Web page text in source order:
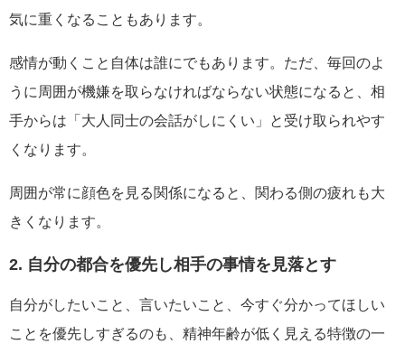
気に重くなることもあります。
感情が動くこと自体は誰にでもあります。ただ、毎回のよ
うに周囲が機嫌を取らなければならない状態になると、相
手からは「大人同士の会話がしにくい」と受け取られやす
くなります。
周囲が常に顔色を見る関係になると、関わる側の疲れも大
きくなります。
2. 自分の都合を優先し相手の事情を見落とす
自分がしたいこと、言いたいこと、今すぐ分かってほしい
ことを優先しすぎるのも、精神年齢が低く見える特徴の一